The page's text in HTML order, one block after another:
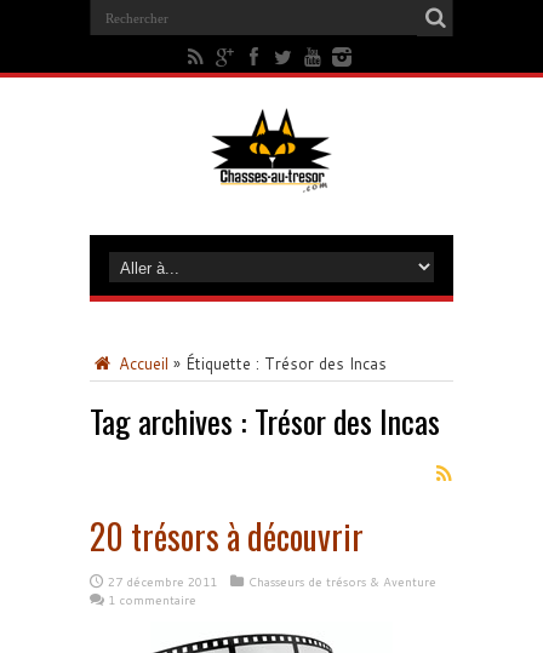
Accueil » Étiquette : Trésor des Incas
Tag archives : Trésor des Incas
20 trésors à découvrir
27 décembre 2011
Chasseurs de trésors & Aventure
1 commentaire